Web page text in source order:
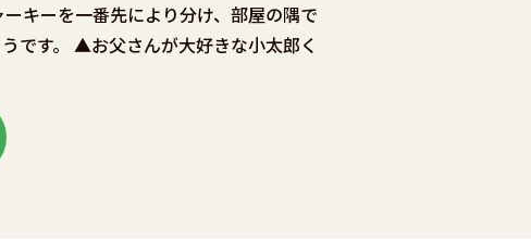
キーを一番先により分け、部屋の隅で
です。 ▲お父さんが大好きな小太郎く